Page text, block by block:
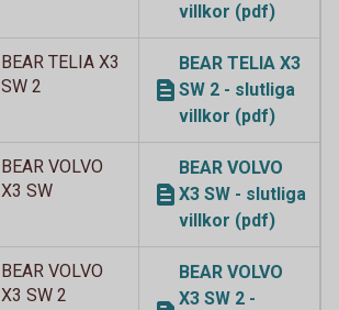
villkor (pdf)
BEAR TELIA X3
SW 2
BEAR TELIA X3
SW 2 - slutliga
villkor (pdf)
BEAR VOLVO
X3 SW
BEAR VOLVO
X3 SW - slutliga
villkor (pdf)
BEAR VOLVO
X3 SW 2
BEAR VOLVO
X3 SW 2 -